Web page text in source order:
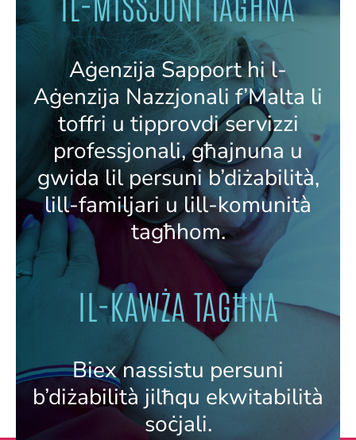
Aġenzija Sapport hi l-
Aġenzija Nazzjonali f’Malta li
toffri u tipprovdi servizzi
professjonali, għajnuna u
gwida lil persuni b’diżabilità,
lill-familjari u lill-komunità
tagħhom.
IL-KAWŻA TAGĦNA
Biex nassistu persuni
b’diżabilità jilħqu ekwitabilità
soċjali.